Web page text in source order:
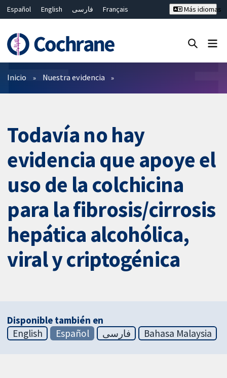
Español English فارسی
Français
Bahasa Malaysia
ไทย 繁體中文
Más idiomas
Filtros
Inicio Nuestra evidencia
Todavía no hay
evidencia que apoye el
uso de la colchicina
para la fibrosis/cirrosis
hepática alcohólica,
viral y criptogénica
Disponible también en
English
Español فارسی Bahasa Malaysia